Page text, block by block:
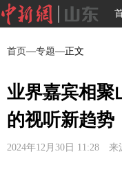
首页—专题—正文
业界嘉宾相聚
的视听新趋势
2024年12月30日 11:28 来